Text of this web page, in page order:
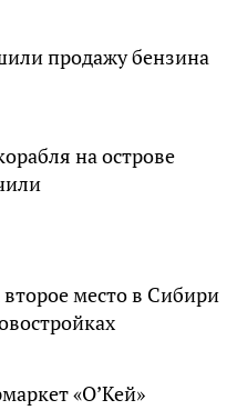
продажу бензина
на острове
второе место в Сибири
«О’Кей»